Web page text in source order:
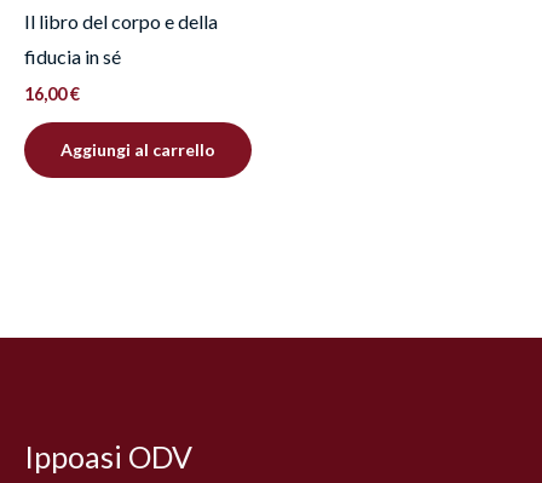
Il libro del corpo e della
fiducia in sé
16,00€
Aggiungi al carrello
Ippoasi ODV